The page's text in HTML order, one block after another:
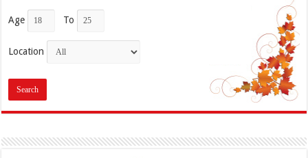
Age To
Location